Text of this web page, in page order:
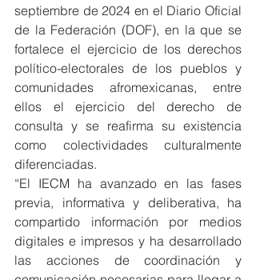
septiembre de 2024 en el Diario Oficial
de la Federación (DOF), en la que se
fortalece el ejercicio de los derechos
político-electorales de los pueblos y
comunidades afromexicanas, entre
ellos el ejercicio del derecho de
consulta y se reafirma su existencia
como colectividades culturalmente
diferenciadas.
“El IECM ha avanzado en las fases
previa, informativa y deliberativa, ha
compartido información por medios
digitales e impresos y ha desarrollado
las acciones de coordinación y